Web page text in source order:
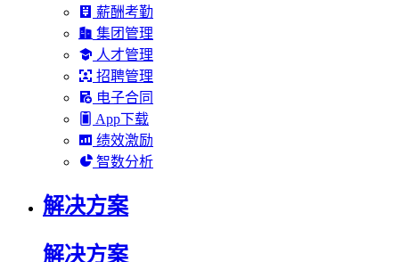
薪酬考勤
集团管理
人才管理
招聘管理
电子合同
App下载
绩效激励
智数分析
解决方案
解决方案